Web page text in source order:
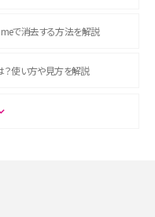
で消去する方法を解説
？使い方や見方を解説
方を解説
や復活・復元する方法も解説